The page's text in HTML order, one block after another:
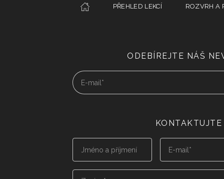
PŘEHLED LEKCÍ ROZVRH A
ODEBÍREJTE NÁŠ